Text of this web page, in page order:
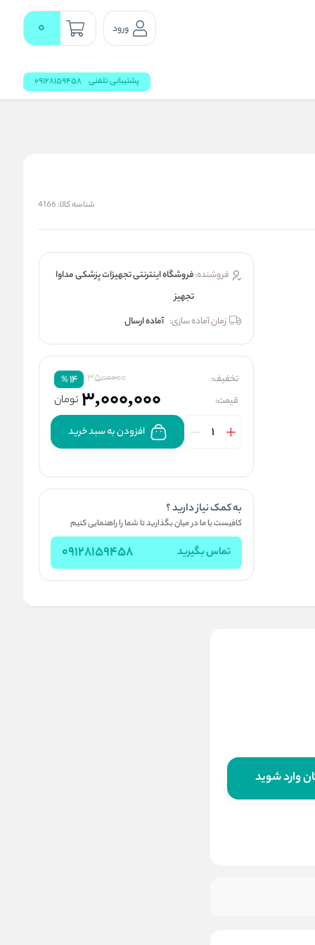
ورود 0
پشتیبانی تلفنی 09128159458
شناسه کالا: 4166
فروشنده:فروشگاه اینترنتی تجهیزات پزشکی مداوا
تجهیز
زمان آماده سازی: آماده ارسال
تخفیف: 3500000
14
%
قیمت: 3,000,000 تومان
افزودن به سبد خرید
به کمک نیاز دارید ؟
کافیست با ما در میان بگذارید تا شما را راهنمایی کنیم
تماس بگیرید 09128159458
وارد شوید